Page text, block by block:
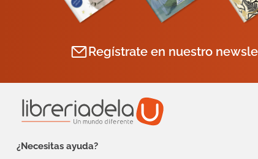
Regístrate en nuestro
¿Necesitas ayuda?